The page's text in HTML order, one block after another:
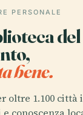
PERSONALE
del
bene.
oltre 1.100 città
conoscenza